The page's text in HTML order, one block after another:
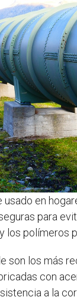
en
para
los polímeros
los más
con
a la